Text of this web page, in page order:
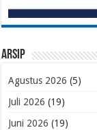
Arsip
Agustus 2026 (5)
Juli 2026 (19)
Juni 2026 (19)